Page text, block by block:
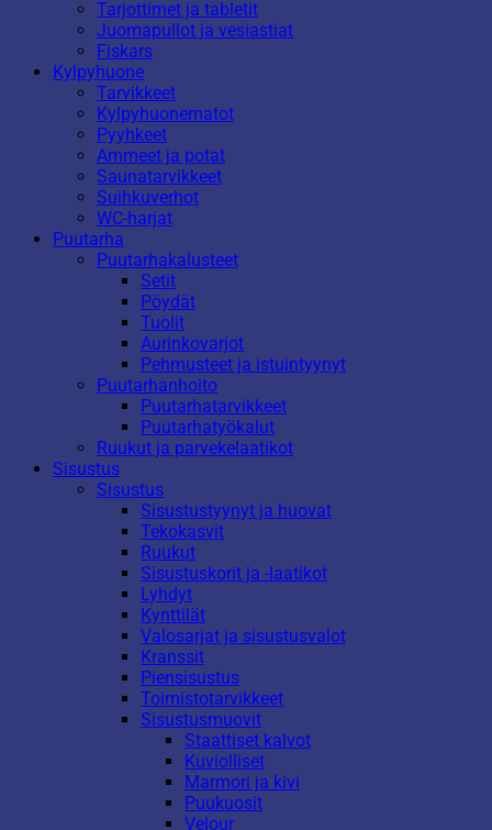
Tarjottimet ja tabletit
Juomapullot ja vesiastiat
Fiskars
Kylpyhuone
Tarvikkeet
Kylpyhuonematot
Pyyhkeet
Ammeet ja potat
Saunatarvikkeet
Suihkuverhot
WC-harjat
Puutarha
Puutarhakalusteet
Setit
Pöydät
Tuolit
Aurinkovarjot
Pehmusteet ja istuintyynyt
Puutarhanhoito
Puutarhatarvikkeet
Puutarhatyökalut
Ruukut ja parvekelaatikot
Sisustus
Sisustus
Sisustustyynyt ja huovat
Tekokasvit
Ruukut
Sisustuskorit ja -laatikot
Lyhdyt
Kynttilät
Valosarjat ja sisustusvalot
Kranssit
Piensisustus
Toimistotarvikkeet
Sisustusmuovit
Staattiset kalvot
Kuviolliset
Marmori ja kivi
Puukuosit
Velour